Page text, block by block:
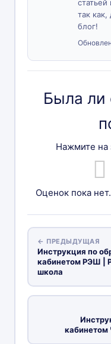
так
блог!
Была ли
Нажмите на
Оценок пока
← ПРЕДЫДУЩАЯ
Инструкция по
кабинетом РЭШ |
школа
кабинетом